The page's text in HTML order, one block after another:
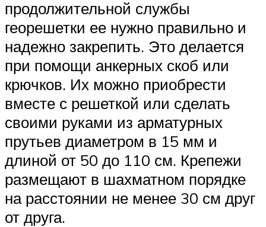
продолжительной службы
георешетки ее нужно правильно и
надежно закрепить. Это делается
при помощи анкерных скоб или
крючков. Их можно приобрести
вместе с решеткой или сделать
своими руками из арматурных
прутьев диаметром в 15 мм и
длиной от 50 до 110 см. Крепежи
размещают в шахматном порядке
на расстоянии не менее 30 см друг
от друга.